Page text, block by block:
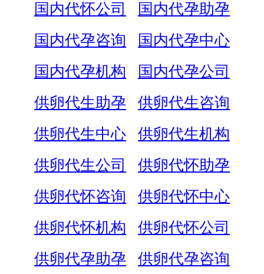
国内代怀公司
国内代孕助孕
国内代孕咨询
国内代孕中心
国内代孕机构
国内代孕公司
供卵代生助孕
供卵代生咨询
供卵代生中心
供卵代生机构
供卵代生公司
供卵代怀助孕
供卵代怀咨询
供卵代怀中心
供卵代怀机构
供卵代怀公司
供卵代孕助孕
供卵代孕咨询